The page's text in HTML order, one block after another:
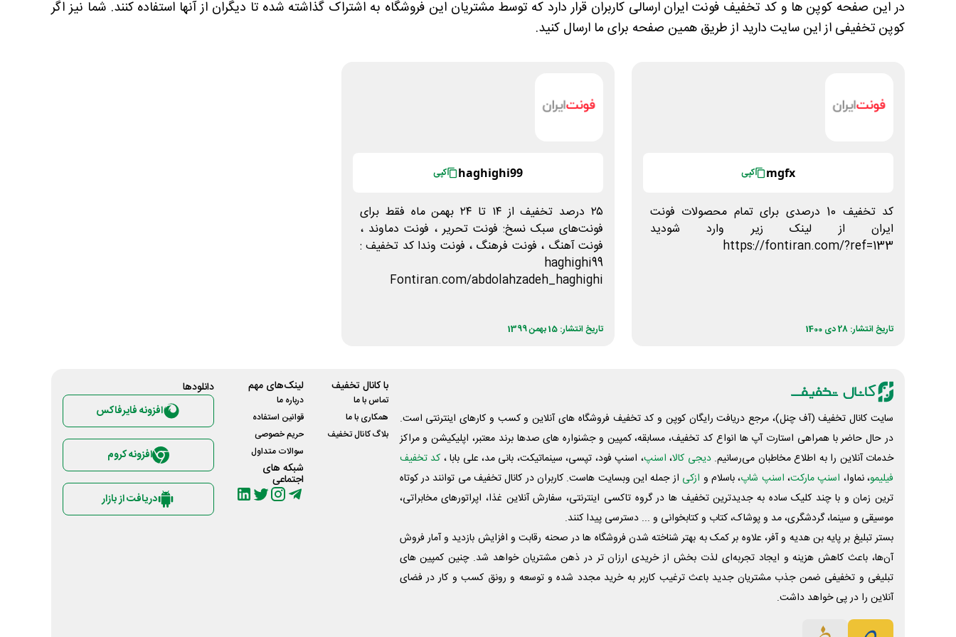
در این صفحه کوپن ها و کد تخفیف فونت ایران ارسالی کاربران قرار دارد که توسط مشتریان این فروشگاه به اشتراک گذاشته شده تا دیگران از آنها استفاده کنند. شما نیز اگر
کوپن تخفیفی از این سایت دارید از طریق همین صفحه برای ما ارسال کنید.
mgfx کپی
کد تخفیف 10 درصدی برای تمام محصولات فونت
ایران از لینک زیر وارد شودید
https://fontiran.com/?ref=133
تاریخ انتشار: 28 دی 1400
haghighi99 کپی
۲۵ درصد تخفیف از ۱۴ تا ۲۴ بهمن ماه فقط برای
فونت‌های سبک نسخ: فونت تحریر ، فونت دماوند ،
فونت آهنگ ، فونت فرهنگ ، فونت وندا کد تخفیف :
haghighi99
Fontiran.com/abdolahzadeh_haghighi
تاریخ انتشار: 15 بهمن 1399
سایت کانال تخفیف (آف چنل)، مرجع دریافت رایگان کوپن و کد تخفیف فروشگاه های آنلاین و کسب و‌ کارهای اینترنتی است.
در حال حاضر با همراهی استارت آپ ها انواع کد تخفیف، مسابقه، کمپین و جشنواره های صدها برند معتبر، اپلیکیشن و مراکز
خدمات آنلاین را به اطلاع مخاطبان می‌رسانیم. دیجی کالا، اسنپ، اسنپ فود، تپسی، سینماتیکت، بانی مد، علی‌ بابا ، کد تخفیف
فیلیمو، نماوا، اسنپ مارکت، اسنپ شاپ، باسلام و ازکی از جمله این وبسایت ‌هاست. کاربران در کانال تخفیف می توانند در کوتاه
ترین زمان و با چند کلیک ساده به جدیدترین تخفیف ها در گروه تاکسی اینترنتی، سفارش آنلاین غذا، اپراتورهای مخابراتی،
موسیقی و سینما، گردشگری، مد و پوشاک، کتاب و کتابخوانی و ... دسترسی پیدا کنند.
بستر تبلیغ بر پایه بن هدیه و آفر، علاوه بر کمک به بهتر شناخته شدن فروشگاه ها در صحنه رقابت و افزایش بازدید و آمار فروش
آن‌ها، باعث کاهش هزینه و ایجاد تجربه‌ای لذت بخش از خریدی ارزان تر در ذهن مشتریان خواهد شد. چنین کمپین های
تبلیغی و تخفیفی ضمن جذب مشتریان جدید باعث ترغیب کاربر به خرید مجدد شده و توسعه و رونق کسب و کار در فضای
آنلاین را در پی خواهد داشت.
با کانال تخفیف
تماس با ما
همکاری با ما
بلاگ کانال تخفیف
لینک‌های مهم
درباره ما
قوانین استفاده
حریم خصوصی
سوالات متداول
شبکه های
اجتماعی
دانلود‌ها
افزونه فایرفاکس
افزونه کروم
دریافت از بازار